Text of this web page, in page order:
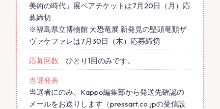
美術の時代」展ペアチケットは7月20日（月）応
募締切
※福島県立博物館 大恐竜展 新発見の堅頭竜類ザ
ヴァケファレは7月30日（木）応募締切
応募回数 ひとり1回のみです。
当選発表
当選者にのみ、Kappo編集部から発送先確認の
メールをお送りします（pressart.co.jpの受信設